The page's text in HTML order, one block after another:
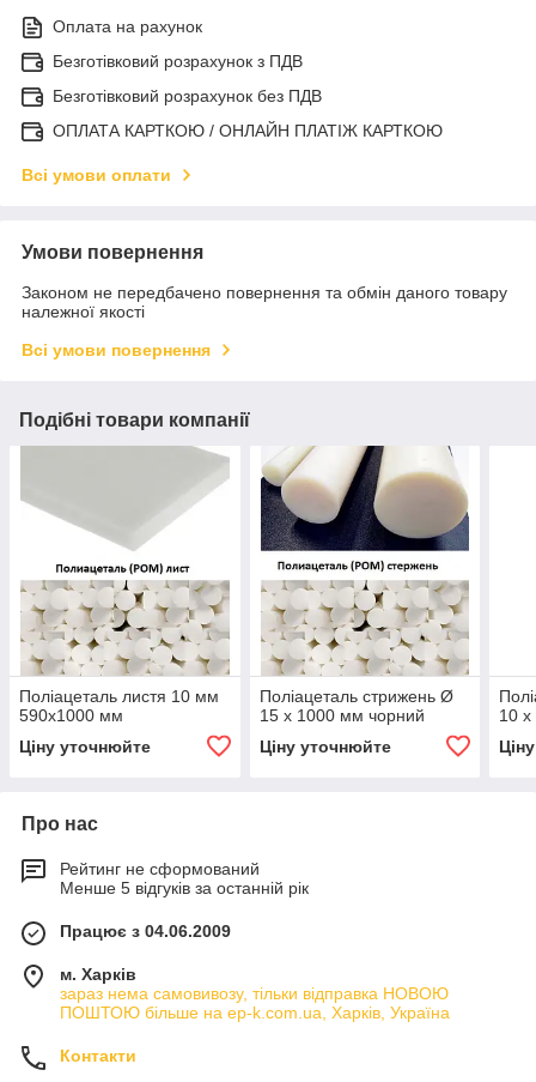
Оплата на рахунок
Безготівковий розрахунок з ПДВ
Безготівковий розрахунок без ПДВ
ОПЛАТА КАРТКОЮ / ОНЛАЙН ПЛАТІЖ КАРТКОЮ
Всі умови оплати
Умови повернення
Законом не передбачено повернення та обмін даного товару
належної якості
Всі умови повернення
Подібні товари компанії
Поліацеталь листя 10 мм
590х1000 мм
Ціну уточнюйте
Поліацеталь стрижень Ø
15 х 1000 мм чорний
Ціну уточнюйте
10
Про нас
Рейтинг не сформований
Менше 5 відгуків за останній рік
Працює з 04.06.2009
м. Харків
зараз нема самовивозу, тільки відправка НОВОЮ
ПОШТОЮ більше на ep-k.com.ua, Харків, Україна
Контакти